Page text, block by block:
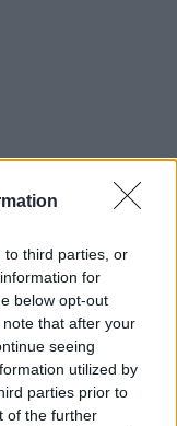
to third parties, or
for
below opt-out
that after your
seeing
utilized by
parties prior to
of the further